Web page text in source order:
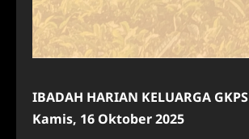
IBADAH HARIAN KELUARGA GKPS
Kamis, 16 Oktober 2025